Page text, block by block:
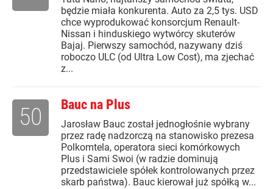
będzie miała konkurenta. Auto za 2,5 tys. USD
chce wyprodukować konsorcjum Renault-
Nissan i hinduskiego wytwórcy skuterów
Bajaj. Pierwszy samochód, nazywany dziś
roboczo ULC (od Ultra Low Cost), ma zjechać
z...
Bauc na Plus
Jarosław Bauc został jednogłośnie wybrany
przez radę nadzorczą na stanowisko prezesa
Polkomtela, operatora sieci komórkowych
Plus i Sami Swoi (w radzie dominują
przedstawiciele spółek kontrolowanych przez
skarb państwa). Bauc kierował już spółką w...
50